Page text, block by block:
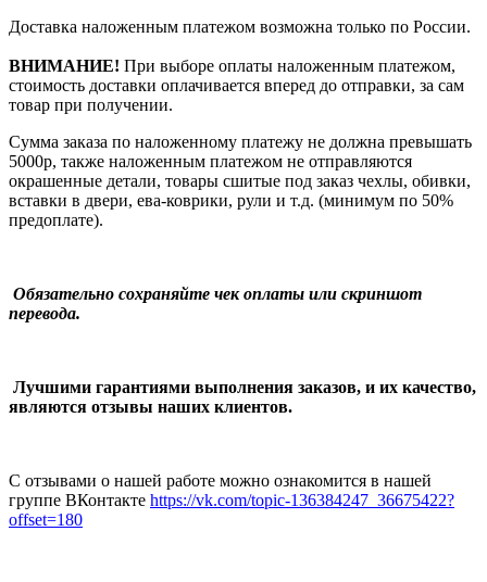
Доставка наложенным платежом возможна только по России.
ВНИМАНИЕ! При выборе оплаты наложенным платежом,
стоимость доставки оплачивается вперед до отправки, за сам
товар при получении.
Сумма заказа по наложенному платежу не должна превышать
5000р, также наложенным платежом не отправляются
окрашенные детали, товары сшитые под заказ чехлы, обивки,
вставки в двери, ева-коврики, рули и т.д. (минимум по 50%
предоплате).
Обязательно сохраняйте чек оплаты или скриншот
перевода.
Лучшими гарантиями выполнения заказов, и их качество,
являются отзывы наших клиентов.
С отзывами о нашей работе можно ознакомится в нашей
группе ВКонтакте https://vk.com/topic-136384247_36675422?
offset=180